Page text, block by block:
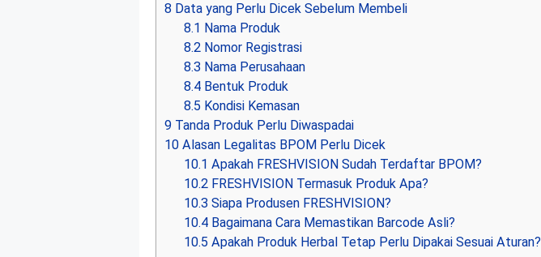
8 Data yang Perlu Dicek Sebelum Membeli
8.1 Nama Produk
8.2 Nomor Registrasi
8.3 Nama Perusahaan
8.4 Bentuk Produk
8.5 Kondisi Kemasan
9 Tanda Produk Perlu Diwaspadai
10 Alasan Legalitas BPOM Perlu Dicek
10.1 Apakah FRESHVISION Sudah Terdaftar BPOM?
10.2 FRESHVISION Termasuk Produk Apa?
10.3 Siapa Produsen FRESHVISION?
10.4 Bagaimana Cara Memastikan Barcode Asli?
10.5 Apakah Produk Herbal Tetap Perlu Dipakai Sesuai Aturan?